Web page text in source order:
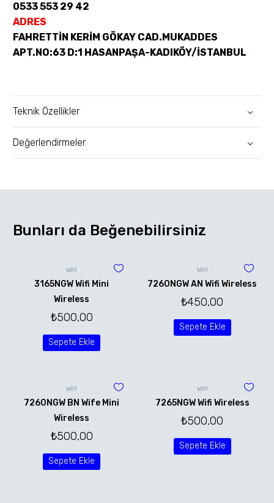
0533 553 29 42
ADRES
FAHRETTİN KERİM GÖKAY CAD.MUKADDES
APT.NO:63 D:1 HASANPAŞA-KADIKÖY/İSTANBUL
Teknik Özellikler
Değerlendirmeler
Bunları da Beğenebilirsiniz
WİFİ
3165NGW Wifi Mini
Wireless
₺500,00
Sepete Ekle
WİFİ
7260NGW AN Wifi Wireless
₺450,00
Sepete Ekle
WİFİ
7260NGW BN Wife Mini
Wireless
₺500,00
Sepete Ekle
WİFİ
7265NGW Wifi Wireless
₺500,00
Sepete Ekle